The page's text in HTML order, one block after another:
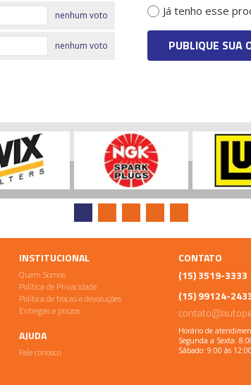
nenhum voto
nenhum voto
Já tenho esse
PUBLIQUE SUA
INSTITUCIONAL
Quem Somos
Política de Privacidade
Política de trocas e devoluções
Entregas e prazos
AJUDA
Fale conosco
CONTATO
(15) 3519-3333
(15) 99124-
Horário de
Segunda a Sexta:
Sábado: 9:00 às 12:00